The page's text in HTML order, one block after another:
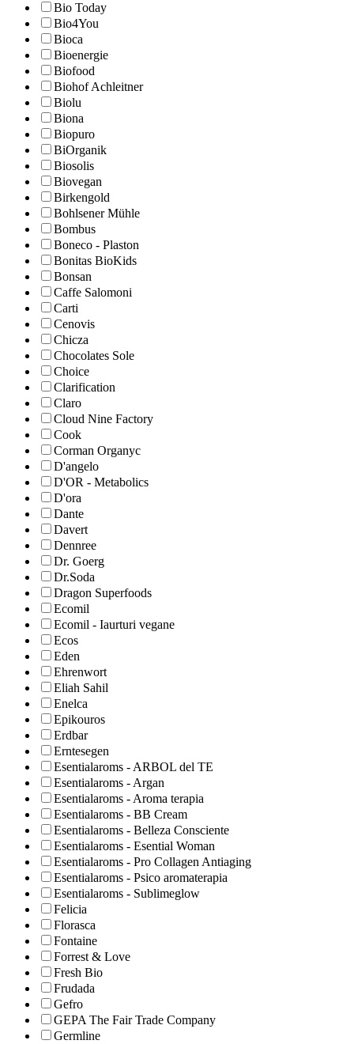
Bio Today
Bio4You
Bioca
Bioenergie
Biofood
Biohof Achleitner
Biolu
Biona
Biopuro
BiOrganik
Biosolis
Biovegan
Birkengold
Bohlsener Mühle
Bombus
Boneco - Plaston
Bonitas BioKids
Bonsan
Caffe Salomoni
Carti
Cenovis
Chicza
Chocolates Sole
Choice
Clarification
Claro
Cloud Nine Factory
Cook
Corman Organyc
D'angelo
D'OR - Metabolics
D'ora
Dante
Davert
Dennree
Dr. Goerg
Dr.Soda
Dragon Superfoods
Ecomil
Ecomil - Iaurturi vegane
Ecos
Eden
Ehrenwort
Eliah Sahil
Enelca
Epikouros
Erdbar
Erntesegen
Esentialaroms - ARBOL del TE
Esentialaroms - Argan
Esentialaroms - Aroma terapia
Esentialaroms - BB Cream
Esentialaroms - Belleza Consciente
Esentialaroms - Esential Woman
Esentialaroms - Pro Collagen Antiaging
Esentialaroms - Psico aromaterapia
Esentialaroms - Sublimeglow
Felicia
Florasca
Fontaine
Forrest & Love
Fresh Bio
Frudada
Gefro
GEPA The Fair Trade Company
Germline